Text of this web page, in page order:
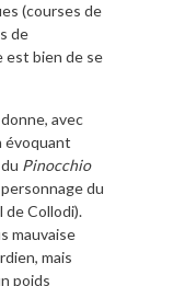
(courses de
de
est bien de se
avec
évoquant
Pinocchio
du
de Collodi).
mauvaise
mais
poids